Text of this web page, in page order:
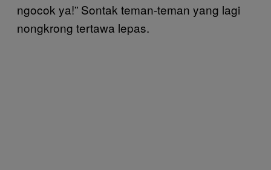
ngocok ya!” Sontak teman-teman yang lagi
nongkrong tertawa lepas.